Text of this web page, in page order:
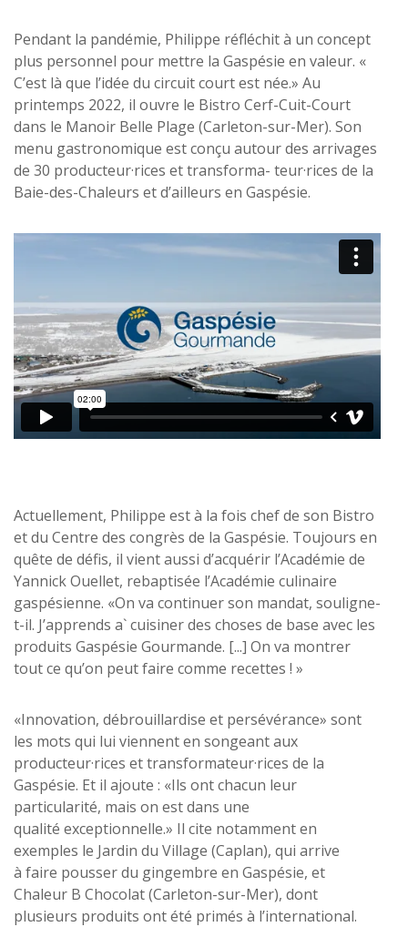
Pendant la pandémie, Philippe réfléchit à un concept
plus personnel pour mettre la Gaspésie en valeur. «
C’est là que l’idée du circuit court est née.» Au
printemps 2022, il ouvre le Bistro Cerf-Cuit-Court
dans le Manoir Belle Plage (Carleton-sur-Mer). Son
menu gastronomique est conçu autour des arrivages
de 30 producteur·rices et transforma- teur·rices de la
Baie-des-Chaleurs et d’ailleurs en Gaspésie.
Actuellement, Philippe est à la fois chef de son Bistro
et du Centre des congrès de la Gaspésie. Toujours en
quête de défis, il vient aussi d’acquérir l’Académie de
Yannick Ouellet, rebaptisée l’Académie culinaire
gaspésienne. «On va continuer son mandat, souligne-
t-il. J’apprends a` cuisiner des choses de base avec les
produits Gaspésie Gourmande. [...] On va montrer
tout ce qu’on peut faire comme recettes ! »
«Innovation, débrouillardise et persévérance» sont
les mots qui lui viennent en songeant aux
producteur·rices et transformateur·rices de la
Gaspésie. Et il ajoute : «Ils ont chacun leur
particularité, mais on est dans une
qualité exceptionnelle.» Il cite notamment en
exemples le Jardin du Village (Caplan), qui arrive
à faire pousser du gingembre en Gaspésie, et
Chaleur B Chocolat (Carleton-sur-Mer), dont
plusieurs produits ont été primés à l’international.